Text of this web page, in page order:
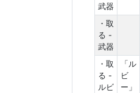
武器
・取
る -
武器
・取
る -
ルビ
「ル
ビ
ー」